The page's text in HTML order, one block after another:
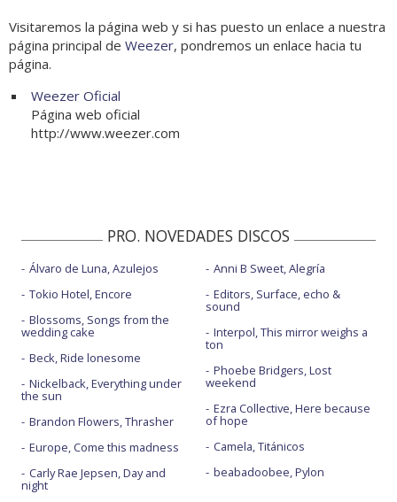
Visitaremos la página web y si has puesto un enlace a nuestra
página principal de Weezer, pondremos un enlace hacia tu
página.
Weezer Oficial
Página web oficial
http://www.weezer.com
PRO. NOVEDADES DISCOS
Álvaro de Luna, Azulejos
Tokio Hotel, Encore
Blossoms, Songs from the
wedding cake
Beck, Ride lonesome
Nickelback, Everything under
the sun
Brandon Flowers, Thrasher
Europe, Come this madness
Carly Rae Jepsen, Day and
night
Anni B Sweet, Alegría
Editors, Surface, echo &
sound
Interpol, This mirror weighs a
ton
Phoebe Bridgers, Lost
weekend
Ezra Collective, Here because
of hope
Camela, Titánicos
beabadoobee, Pylon